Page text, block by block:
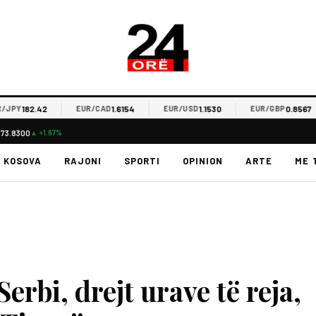
EUR/CAD1.6154 EUR/USD1.1530 EUR/GBP0.8567
▲ +1.67%
KOSOVA RAJONI SPORTI OPINION ARTE ME
drejt urave të reja,